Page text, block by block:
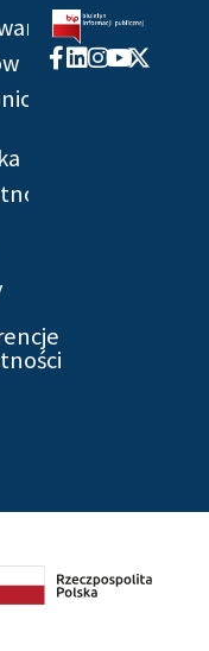
Facebook-
f
Linkedin
Instagram
Youtube
X-